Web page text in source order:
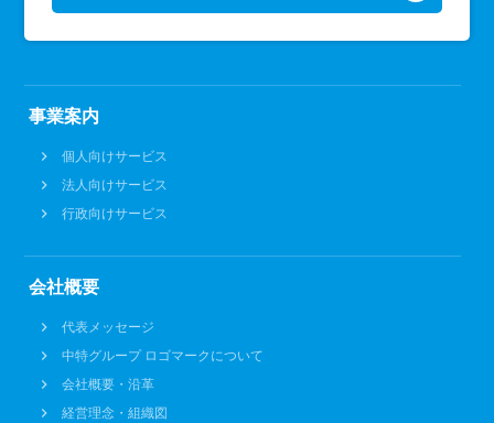
事業案内
個人向けサービス
法人向けサービス
行政向けサービス
会社概要
代表メッセージ
中特グループ ロゴマークについて
会社概要・沿革
経営理念・組織図